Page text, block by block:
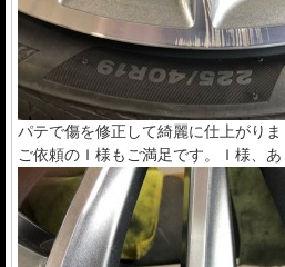
パテで傷を修正して綺麗に仕上がりま
ご依頼のＩ様もご満足です。Ｉ様、あ